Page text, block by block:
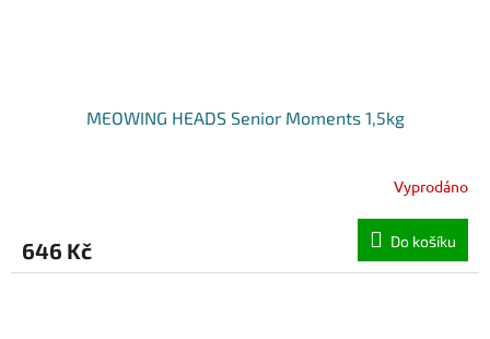
MEOWING HEADS Senior Moments 1,5kg
Vyprodáno
646 Kč Do košíku